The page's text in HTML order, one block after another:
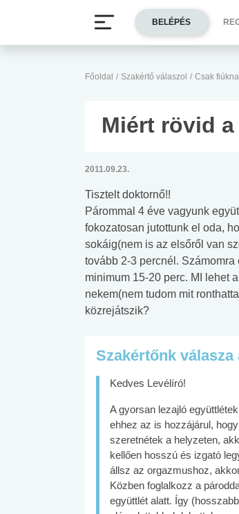
Főoldal / Szakértő válaszol / Csak
Miért rövid a
2011.09.23.
Tisztelt doktornő!!
Párommal 4 éve vagyunk
fokozatosan jutottunk el oda,
sokáig(nem is az elsőről van
tovább 2-3 percnél.
minimum 15-20 perc. MI lehet
nekem(nem tudom mit
közrejátszik?
Szakértőnk
Kedves Levélíró!
A gyorsan lezajló
ehhez az is hozzájárul,
szeretnétek a helyzeten,
kellően hosszú és izgató
állsz az orgazmushoz,
Közben foglalkozz a
együttlét alatt. Így
BELÉPÉS